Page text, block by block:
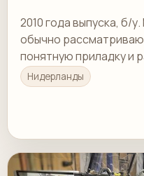
2010 года выпуска, б/
обычно
понятную приладку и
Нидерланды